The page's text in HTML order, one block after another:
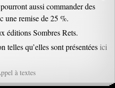
aussi commander des
une remise de 25 %.
éditions Sombres Rets.
telles qu’elles sont présentées ici
à textes